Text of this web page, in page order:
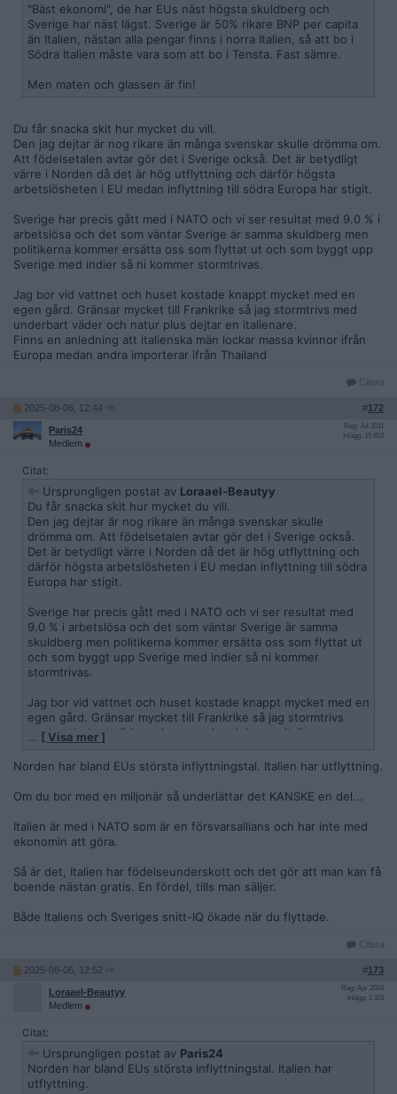
"Bäst ekonomi", de har EUs näst högsta skuldberg och
Sverige har näst lägst. Sverige är 50% rikare BNP per capita
än Italien, nästan alla pengar finns i norra Italien, så att bo i
Södra Italien måste vara som att bo i Tensta. Fast sämre.
Men maten och glassen är fin!
Du får snacka skit hur mycket du vill.
Den jag dejtar är nog rikare än många svenskar skulle drömma om.
Att födelsetalen avtar gör det i Sverige också. Det är betydligt
värre i Norden då det är hög utflyttning och därför högsta
arbetslösheten i EU medan inflyttning till södra Europa har stigit.
Sverige har precis gått med i NATO och vi ser resultat med 9.0 % i
arbetslösa och det som väntar Sverige är samma skuldberg men
politikerna kommer ersätta oss som flyttat ut och som byggt upp
Sverige med indier så ni kommer stormtrivas.
Jag bor vid vattnet och huset kostade knappt mycket med en
egen gård. Gränsar mycket till Frankrike så jag stormtrivs med
underbart väder och natur plus dejtar en italienare.
Finns en anledning att italienska män lockar massa kvinnor ifrån
Europa medan andra importerar ifrån Thailand
Citera
2025-08-06, 12:44 #172
Paris24
Medlem
Reg: Jul 2011
Inlägg: 15 853
Citat:
Ursprungligen postat av Loraael-Beautyy
Du får snacka skit hur mycket du vill.
Den jag dejtar är nog rikare än många svenskar skulle
drömma om. Att födelsetalen avtar gör det i Sverige också.
Det är betydligt värre i Norden då det är hög utflyttning och
därför högsta arbetslösheten i EU medan inflyttning till södra
Europa har stigit.
Sverige har precis gått med i NATO och vi ser resultat med
9.0 % i arbetslösa och det som väntar Sverige är samma
skuldberg men politikerna kommer ersätta oss som flyttat ut
och som byggt upp Sverige med indier så ni kommer
stormtrivas.
Jag bor vid vattnet och huset kostade knappt mycket med en
egen gård. Gränsar mycket till Frankrike så jag stormtrivs
med underbart väder och natur plus dejtar en italienare.
Finns en anledning att italienska män lockar massa kvinnor
ifrån Europa medan andra importerar ifrån Thailand
… [ Visa mer ]
Norden har bland EUs största inflyttningstal. Italien har utflyttning.
Om du bor med en miljonär så underlättar det KANSKE en del...
Italien är med i NATO som är en försvarsallians och har inte med
ekonomin att göra.
Så är det, Italien har födelseunderskott och det gör att man kan få
boende nästan gratis. En fördel, tills man säljer.
Både Italiens och Sveriges snitt-IQ ökade när du flyttade.
Citera
2025-08-06, 12:52 #173
Loraael-Beautyy
Medlem
Reg: Apr 2024
Inlägg: 1 115
Citat:
Ursprungligen postat av Paris24
Norden har bland EUs största inflyttningstal. Italien har
utflyttning.